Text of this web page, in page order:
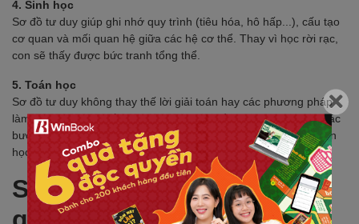
4. Sinh học
Sơ đồ tư duy giúp ghi nhớ quy trình (tiêu hóa, hô hấp...), cấu tạo
cơ quan và mối quan hệ giữa các hệ cơ thể. Thay vì học rời rạc,
con sẽ thấy được bức tranh tổng thể.
5. Toán học
Sơ đồ tư duy không thay thế lời giải toán hay các phương pháp
làm bài, nhưng lại rất hữu ích trong việc tổng hợp công thức, các
bước giải theo dạng bài, giúp học sinh nắm cấu trúc tư duy toán
học rõ ràng.
Sai lầm học sinh thường